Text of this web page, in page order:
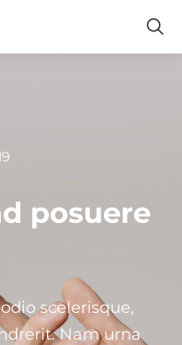
posuere
scelerisque,
Nam urna